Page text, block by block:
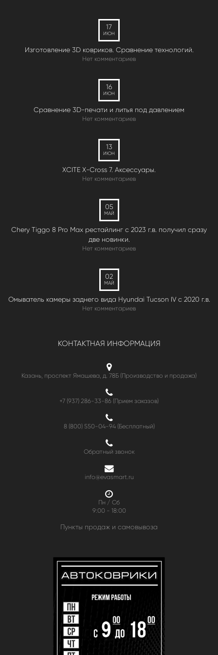
17
ИЮН
Изготовление 3D ковриков. Сравнение технологий.
Нет комментариев
16
ИЮН
Сравнение 3D-печати и литья под давлением
Нет комментариев
13
ИЮН
XCITE X-Cross 7. Аксессуары.
Нет комментариев
05
МАЙ
Chery Tiggo 8 Pro Max рестайлинг с 2023 г.в. получил сразу
две новинки.
Нет комментариев
02
МАЙ
Омыватель камеры заднего вида Hyundai Tucson IV c 2020 г.в.
Нет комментариев
КОНТАКТНАЯ ИНФОРМАЦИЯ
Казань, проспект Ямашева, д. 78Б (Производство и продажа)
+7 (937) 286-33-86 (Прием заказов)
8 (800) 550-04-94(Бесплатный)
Обратный звонок
info@evasmart.ru
Пн / Сб
9:00 - 18:00
Пункты продаж и самовывоза